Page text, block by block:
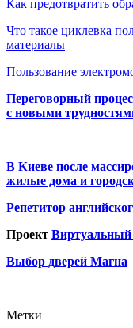
Как предотвратить
Что такое циклевка
материалы
Пользование
Переговорный
с новыми
В Киеве после
жилые дома и
Репетитор
Проект Виртуальный
Выбор дверей Магна
Метки